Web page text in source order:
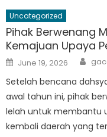
Uncategorized
Pihak Berwenang
Kemajuan Upaya
Posted
on
June 19, 2026
Setelah bencana
awal tahun ini, pihak
lelah untuk membantu
kembali daerah yang